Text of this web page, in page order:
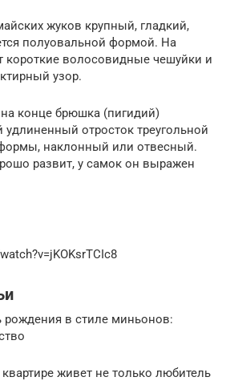
жуков крупный, гладкий,
полуовальной формой. На
короткие волосовидные чешуйки и
узор.
конце брюшка (пигидий)
удлиненный отросток треугольной
наклонный или отвесный.
развит, у самок он выражен
рождения в стиле миньонов:
живет не только любитель